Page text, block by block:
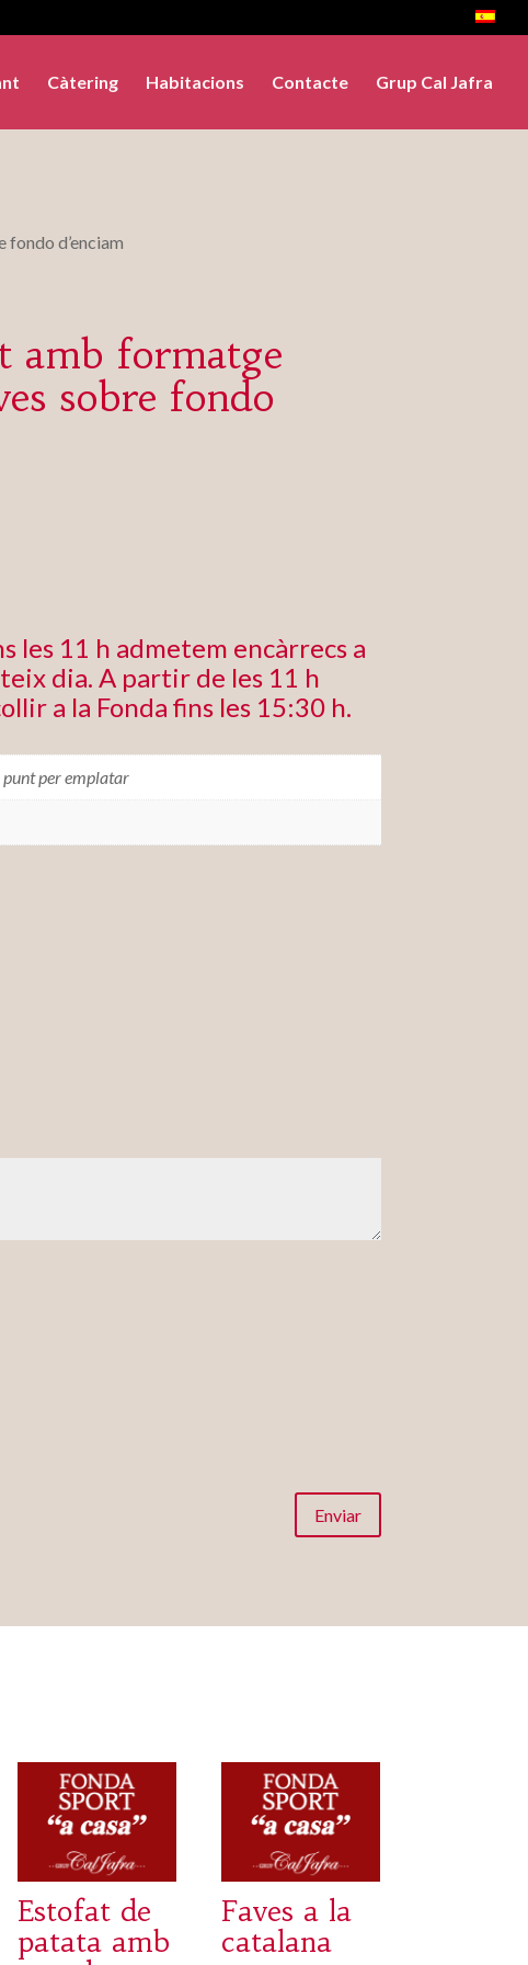
Càtering Habitacions Contacte Grup Cal Jafra
d’enciam
amb formatge
sobre fondo
les 11 h admetem encàrrecs a
dia. A partir de les 11 h
a la Fonda fins les 15:30 h.
punt per emplatar
Enviar
Estofat de
patata amb
Faves a la
catalana